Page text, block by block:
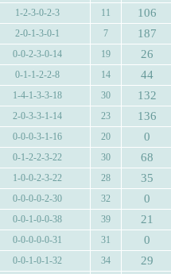
1-2-3-0-2-3 11 106
2-0-1-3-0-1 7 187
0-0-2-3-0-14 19 26
0-1-1-2-2-8 14 44
1-4-1-3-3-18 30 132
2-0-3-3-1-14 23 136
0-0-0-3-1-16 20 0
0-1-2-2-3-22 30 68
1-0-0-2-3-22 28 35
0-0-0-0-2-30 32 0
0-0-1-0-0-38 39 21
0-0-0-0-0-31 31 0
0-0-1-0-1-32 34 29